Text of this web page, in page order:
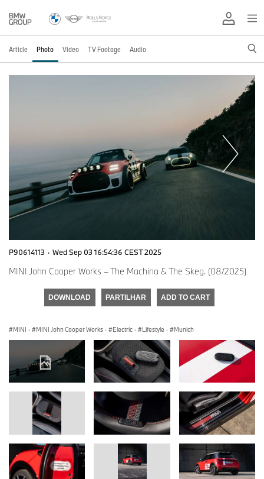
Article Photo Video TV Footage Audio
P90614113 · Wed Sep 03 16:54:36 CEST 2025
MINI John Cooper Works – The Machina & The Skeg. (08/2025)
DOWNLOAD PARTILHAR ADD TO CART
MINI · MINI John Cooper Works · Electric · Lifestyle · Munich